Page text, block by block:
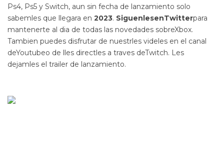
Ps4, Ps5 y Switch, aun sin fecha de lanzamiento solo
sabemles que llegara en 2023. SiguenlesenTwitterpara
mantenerte al dia de todas las novedades sobreXbox.
Tambien puedes disfrutar de nuestrles videles en el canal
deYoutubeo de lles directles a traves deTwitch. Les
dejamles el trailer de lanzamiento.